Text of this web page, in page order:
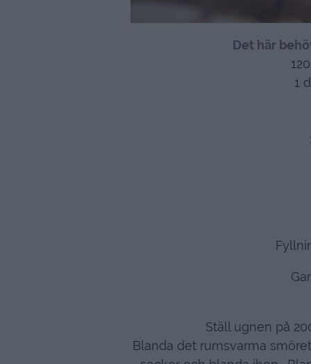
Det här
1
Ställ ugnen på
Blanda det rumsvarma